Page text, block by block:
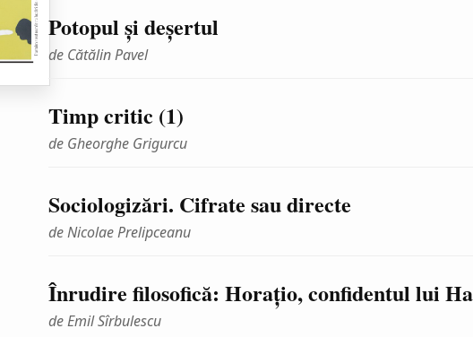
Potopul şi deşertul
de Cătălin Pavel
Timp critic (1)
de Gheorghe Grigurcu
Sociologizări. Cifrate sau directe
de Nicolae Prelipceanu
Înrudire filosofică: Horaţio, confidentul lui
de Emil Sîrbulescu